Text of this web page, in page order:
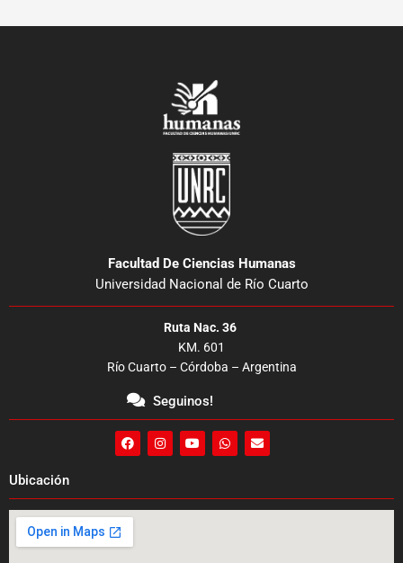
Ubicación
Facultad De Ciencias Humanas
Universidad Nacional de Río Cuarto
Ruta Nac. 36
KM. 601
Río Cuarto – Córdoba – Argentina
Seguinos!
F
a
o
o
I
n
g
r
Y
o
b
e
W
h
a
p
E
n
o
p